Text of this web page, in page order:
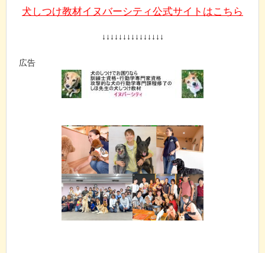
犬しつけ教材イヌバーシティ公式サイトはこちら
↓↓↓↓↓↓↓↓↓↓↓↓↓↓↓
広告